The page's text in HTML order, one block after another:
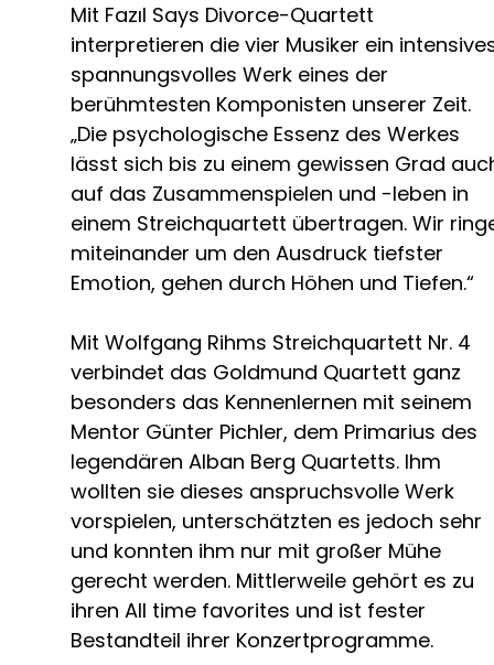
Mit Fazıl Says Divorce-Quartett
interpretieren die vier Musiker ein
spannungsvolles Werk eines der
berühmtesten Komponisten unserer Zeit.
„Die psychologische Essenz des Werkes
lässt sich bis zu einem gewissen Grad
auf das Zusammenspielen und -leben in
einem Streichquartett übertragen. Wir
miteinander um den Ausdruck tiefster
Emotion, gehen durch Höhen und Tiefen.“
Mit Wolfgang Rihms Streichquartett Nr. 4
verbindet das Goldmund Quartett ganz
besonders das Kennenlernen mit seinem
Mentor Günter Pichler, dem Primarius des
legendären Alban Berg Quartetts. Ihm
wollten sie dieses anspruchsvolle Werk
vorspielen, unterschätzten es jedoch sehr
und konnten ihm nur mit großer Mühe
gerecht werden. Mittlerweile gehört es zu
ihren All time favorites und ist fester
Bestandteil ihrer Konzertprogramme.